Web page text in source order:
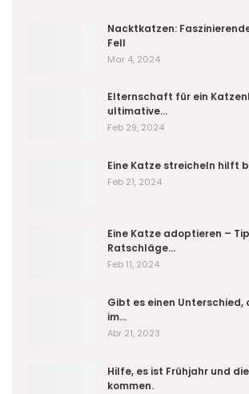
Nacktkatzen:
Fell
Mar 4, 2024
Elternschaft für ein
ultimative…
Feb 29, 2024
Eine Katze streicheln hilft
Feb 21, 2024
Eine Katze adoptieren –
Ratschläge…
Feb 11, 2024
Gibt es einen Unterschied,
im…
Abr 21, 2023
Hilfe, es ist Frühjahr und
kommen.